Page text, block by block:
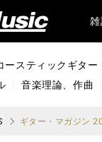
ースティックギター
音楽理論、作曲
ギター・マガジン